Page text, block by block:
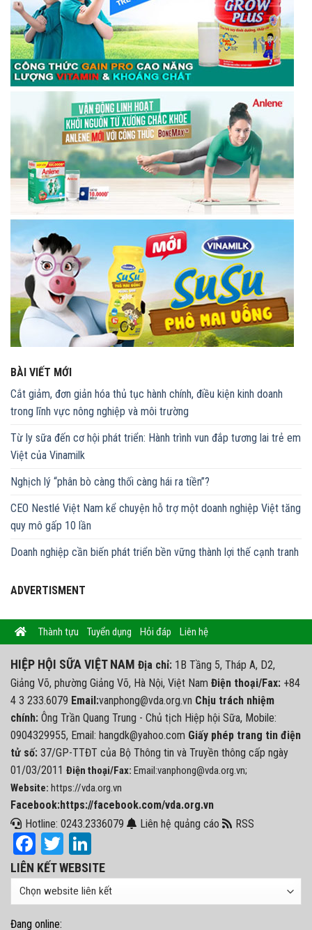
BÀI VIẾT MỚI
Cắt giảm, đơn giản hóa thủ tục hành chính, điều kiện kinh doanh
trong lĩnh vực nông nghiệp và môi trường
Từ ly sữa đến cơ hội phát triển: Hành trình vun đắp tương lai trẻ em
Việt của Vinamilk
Nghịch lý “phân bò càng thối càng hái ra tiền”?
CEO Nestlé Việt Nam kể chuyện hỗ trợ một doanh nghiệp Việt tăng
quy mô gấp 10 lần
Doanh nghiệp cần biến phát triển bền vững thành lợi thế cạnh tranh
ADVERTISMENT
Thành tựu Tuyển dụng Hỏi đáp Liên hệ
HIỆP HỘI SỮA VIỆT NAM Địa chỉ: 1B Tầng 5, Tháp A, D2,
Giảng Võ, phường Giảng Võ, Hà Nội, Việt Nam Điện thoại/Fax: +84
4 3 233.6079 Email:vanphong@vda.org.vn Chịu trách nhiệm
chính: Ông Trần Quang Trung - Chủ tịch Hiệp hội Sữa, Mobile:
0904329955, Email: hangdk@yahoo.com Giấy phép trang tin điện
tử số: 37/GP-TTĐT của Bộ Thông tin và Truyền thông cấp ngày
01/03/2011 Điện thoại/Fax: Email:vanphong@vda.org.vn;
Website: https://vda.org.vn
Facebook:https://facebook.com/vda.org.vn
Hotline: 0243.2336079
Liên hệ quảng cáo RSS
Facebook
Twitter
LIÊN KẾT WEBSITE
Đang online: